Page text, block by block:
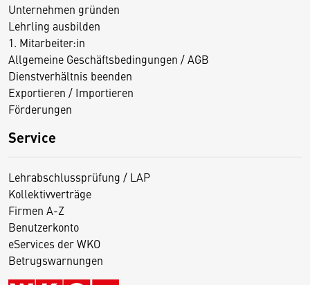
Unternehmen gründen
Lehrling ausbilden
1. Mitarbeiter:in
Allgemeine Geschäftsbedingungen / AGB
Dienstverhältnis beenden
Exportieren / Importieren
Förderungen
Service
Lehrabschlussprüfung / LAP
Kollektivverträge
Firmen A-Z
Benutzerkonto
eServices der WKO
Betrugswarnungen